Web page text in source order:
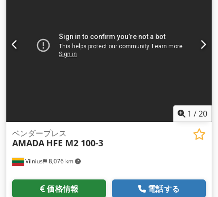
1 /20
Vilnius 8,076 km
ベンダープレス
AMADA HFE M2 100-3
価格情報 電話する